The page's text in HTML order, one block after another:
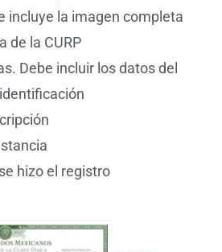
incluye la imagen completa
de la CURP
Debe incluir los datos del
hizo el registro